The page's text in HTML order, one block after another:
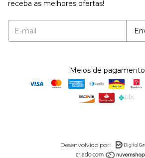
receba as melhores ofertas!
Meios de pagamento
Desenvolvido por: